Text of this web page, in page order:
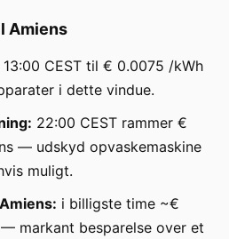
Amiens
13:00 CEST til € 0.0075 /kWh
i dette vindue.
22:00 CEST rammer €
— udskyd opvaskemaskine
muligt.
i billigste time ~€
markant besparelse over et